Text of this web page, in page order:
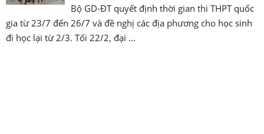
Bộ GD-ĐT quyết định thời gian thi THPT quốc
gia từ 23/7 đến 26/7 và đề nghị các địa phương cho học sinh
đi học lại từ 2/3. Tối 22/2, đại ...